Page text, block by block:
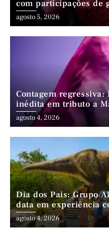
com participações de
do forró
agosto 5, 2026
Contagem regressiva:
inédita em tributo a
agosto 4, 2026
Dia dos Pais: Grupo
data em experiência
gastronomia e lazer
agosto 4, 2026